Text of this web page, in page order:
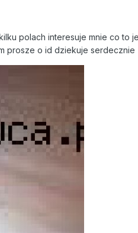
polach interesuje mnie co to
prosze o id dziekuje serdecznie